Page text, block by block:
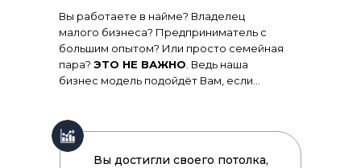
Вы работаете в найме? Владелец
малого бизнеса? Предприниматель с
большим опытом? Или просто семейная
пара? ЭТО НЕ ВАЖНО . Ведь наша
бизнес модель подойдёт Вам, если...
Вы достигли своего потолка,